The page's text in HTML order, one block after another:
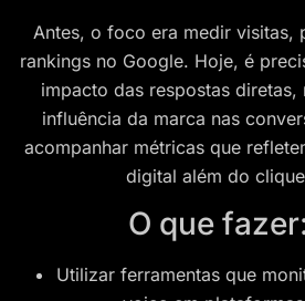
Antes, o foco era medir visitas,
rankings no Google. Hoje, é
impacto das respostas diretas,
influência da marca nas
acompanhar métricas que
digital além do
O que
Utilizar ferramentas que